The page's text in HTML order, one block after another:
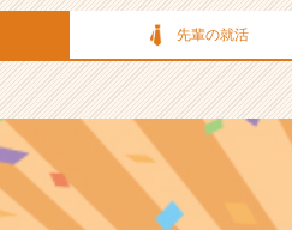
ノ
ハ
記
事
|
ベ
ン
先輩の就活